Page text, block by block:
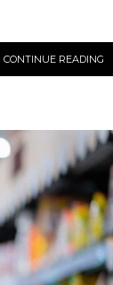
CONTINUE READING